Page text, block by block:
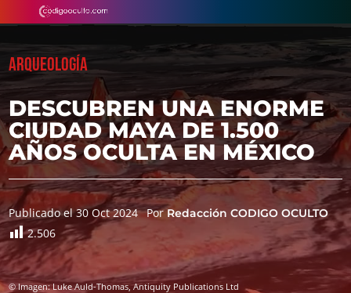
ARQUEOLOGÍA
DESCUBREN UNA ENORME
CIUDAD MAYA DE 1.500
AÑOS OCULTA EN MÉXICO
Publicado el 30 Oct 2024 PorRedacción CODIGO OCULTO
2.506
© Imagen: Luke Auld-Thomas, Antiquity Publications Ltd